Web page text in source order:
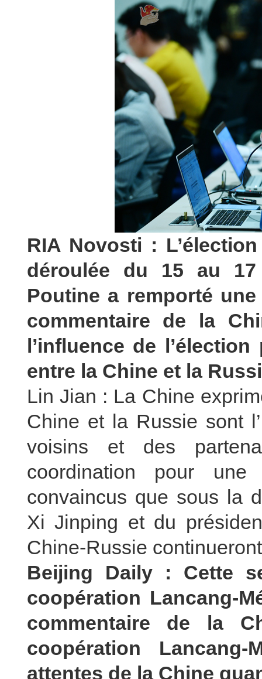
RIA Novosti :
déroulée du 15 au
Poutine a remporté
commentaire de la
l’influence de
entre la Chine et la
Lin Jian : La Chine
Chine et la Russie sont
voisins et des
coordination pour
convaincus que sous la
Xi Jinping et du
Chine-Russie
Beijing Daily : Cette
coopération Lancang-
commentaire de la
coopération
attentes de la Chine